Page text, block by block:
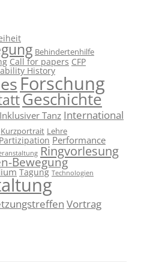
Behindertenhilfe
Call for papers CFP
History
Forschung
Geschichte
Inklusiver Tanz International
Kurzportrait Lehre
Partizipation Performance
Ringvorlesung
Bewegung
Tagung Technologien
Vortrag